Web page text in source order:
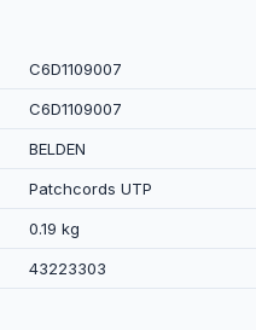
C6D1109007
C6D1109007
BELDEN
Patchcords UTP
0.19 kg
43223303